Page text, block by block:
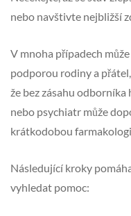
nebo navštivte nejbližší
V mnoha případech
podporou rodiny a
že bez zásahu
nebo psychiatr může
krátkodobou
Následující kroky
vyhledat pomoc: